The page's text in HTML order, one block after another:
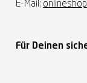
E-Mail:
Für Deinen